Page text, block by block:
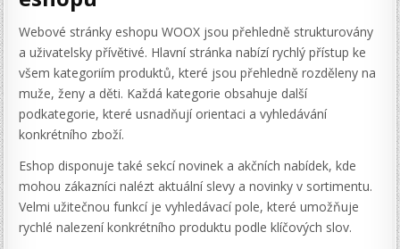
Webové stránky eshopu WOOX jsou přehledně strukturovány
a uživatelsky přívětivé. Hlavní stránka nabízí rychlý přístup ke
všem kategoriím produktů, které jsou přehledně rozděleny na
muže, ženy a děti. Každá kategorie obsahuje další
podkategorie, které usnadňují orientaci a vyhledávání
konkrétního zboží.
Eshop disponuje také sekcí novinek a akčních nabídek, kde
mohou zákazníci nalézt aktuální slevy a novinky v sortimentu.
Velmi užitečnou funkcí je vyhledávací pole, které umožňuje
rychlé nalezení konkrétního produktu podle klíčových slov.